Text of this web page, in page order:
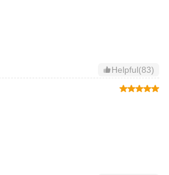
Helpful(83)